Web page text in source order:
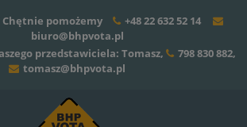
Chętnie pomożemy
+48 22 632 52 14
biuro@bhpvota.pl
przedstawiciela: Tomasz,
798 830 882,
tomasz@bhpvota.pl